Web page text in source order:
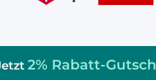
2% Rabatt-